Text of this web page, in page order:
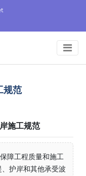
规范
施工规范
障工程质量和施工
护岸和其他承受波